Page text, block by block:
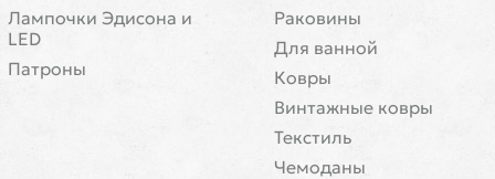
Лампочки Эдисона и
LED
Патроны
Раковины
Для ванной
Ковры
Винтажные ковры
Текстиль
Чемоданы